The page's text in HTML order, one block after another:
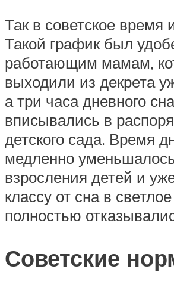
Так в советское время
Такой график был
работающим мамам,
выходили из декрета
а три часа дневного
вписывались в
детского сада. Время
медленно
взросления детей и
классу от сна в
полностью
Советские